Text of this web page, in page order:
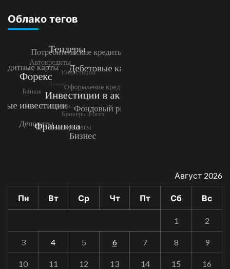
Облако тегов
Август 2026
Пн Вт Ср Чт Пт Сб Вс
1 2
3 4 5 6 7 8 9
10 11 12 13 14 15 16